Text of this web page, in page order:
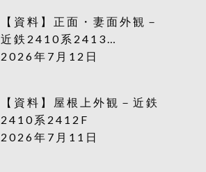
【資料】正面・妻面外観－
近鉄2410系2413…
2026年7月12日
【資料】屋根上外観－近鉄
2410系2412F
2026年7月11日